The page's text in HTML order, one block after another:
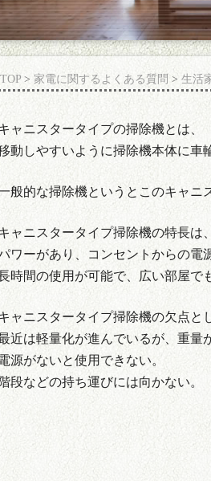
TOP > 家電に関するよくある質問 > 生活
ャニスタータイプの掃除機とは、
動しやすいように掃除機本体に車
般的な掃除機というとこのキャニ
ャニスタータイプ掃除機の特長は
ワーがあり、コンセントからの電
時間の使用が可能で、広い部屋で
ャニスタータイプ掃除機の欠点と
近は軽量化が進んでいるが、重量
源がないと使用できない。
階段などの持ち運びには向かない。